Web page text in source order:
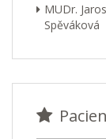
MUDr.
Spěváková